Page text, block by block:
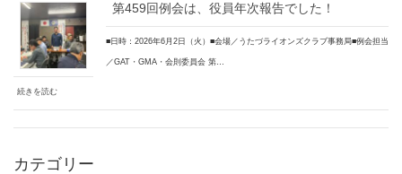
第459回例会は、役員年次報告でした！
■日時：2026年6月2日（火）■会場／うたづライオンズクラブ事務局■例会担当
／GAT・GMA・会則委員会 第…
続きを読む
カテゴリー